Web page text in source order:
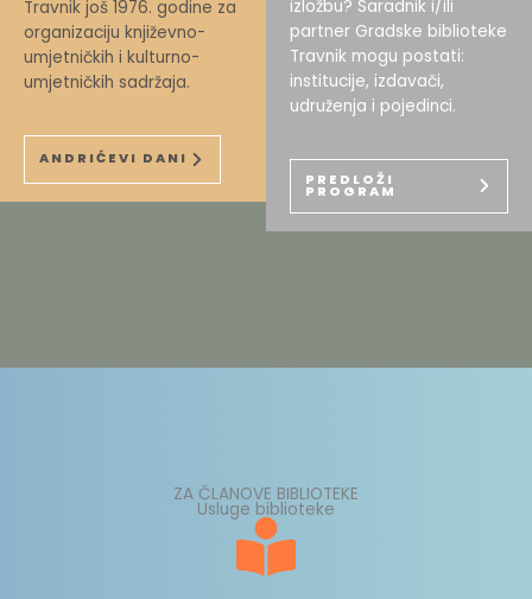
Travnik još 1976. godine za
organizaciju književno-
umjetničkih i kulturno-
umjetničkih sadržaja.
ANDRIĆEVI DANI
izložbu? Saradnik i/ili
partner Gradske biblioteke
Travnik mogu postati:
institucije, izdavači,
udruženja i pojedinci.
PREDLOŽI
PROGRAM
ZA ČLANOVE BIBLIOTEKE
Usluge biblioteke